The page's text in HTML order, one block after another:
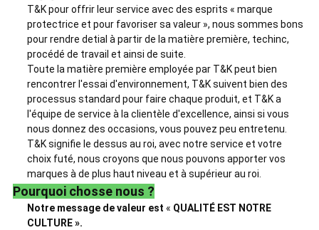
T&K pour offrir leur service avec des esprits « marque
protectrice et pour favoriser sa valeur », nous sommes bons
pour rendre detial à partir de la matière première, techinc,
procédé de travail et ainsi de suite.
Toute la matière première employée par T&K peut bien
rencontrer l'essai d'environnement, T&K suivent bien des
processus standard pour faire chaque produit, et T&K a
l'équipe de service à la clientèle d'excellence, ainsi si vous
nous donnez des occasions, vous pouvez peu entretenu.
T&K signifie le dessus au roi, avec notre service et votre
choix futé, nous croyons que nous pouvons apporter vos
marques à de plus haut niveau et à supérieur au roi.
Pourquoi chosse nous ?
Notre message de valeur est « QUALITÉ EST NOTRE
CULTURE ».